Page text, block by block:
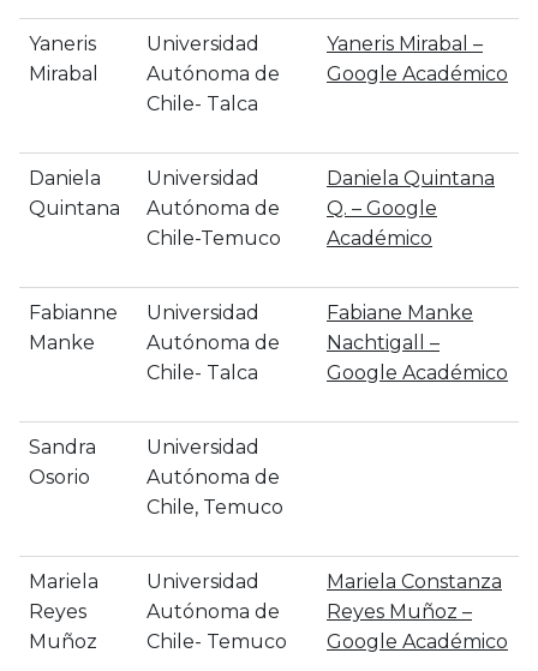
Yaneris
Mirabal
Universidad
Autónoma de
Chile- Talca
‪Yaneris Mirabal –
‪Google Académico
Daniela
Quintana
Universidad
Autónoma de
Chile-Temuco
‪Daniela Quintana
Q. – ‪Google
Académico
Fabianne
Manke
Universidad
Autónoma de
Chile- Talca
Fabiane Manke
Nachtigall –
Google Académico
Sandra
Osorio
Universidad
Autónoma de
Chile, Temuco
Mariela
Reyes
Muñoz
Universidad
Autónoma de
Chile- Temuco
‪Mariela Constanza
Reyes Muñoz –
‪Google Académico